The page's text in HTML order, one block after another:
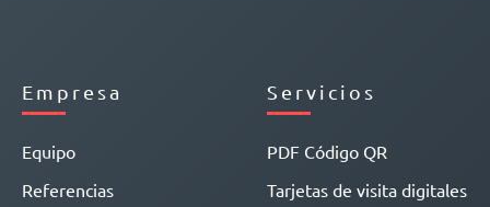
Empresa
Equipo
Referencias
Servicios
PDF Código QR
Tarjetas de visita digitales